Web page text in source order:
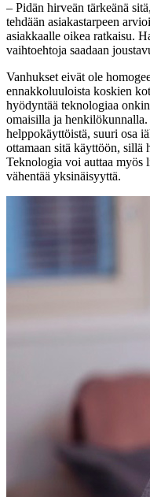
– Pidän hirveän tärkeänä
tehdään asiakastarpeen
asiakkaalle oikea ratkaisu.
vaihtoehtoja saadaan
Vanhukset eivät ole
ennakkoluuloista koskien
hyödyntää teknologiaa
omaisilla ja
helppokäyttöistä, suuri osa
ottamaan sitä käyttöön, sillä
Teknologia voi auttaa myös
vähentää yksinäisyyttä.